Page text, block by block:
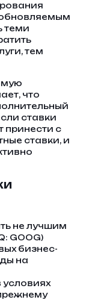
теми
тем
что
ставки
с
ставки, и
не лучшим
GOOG)
бизнес-
на
условиях